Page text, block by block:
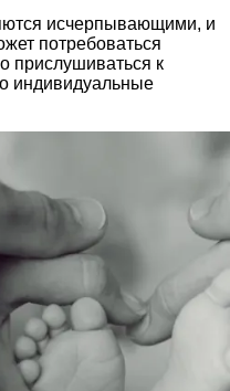
исчерпывающими, и
потребоваться
прислушиваться к
индивидуальные